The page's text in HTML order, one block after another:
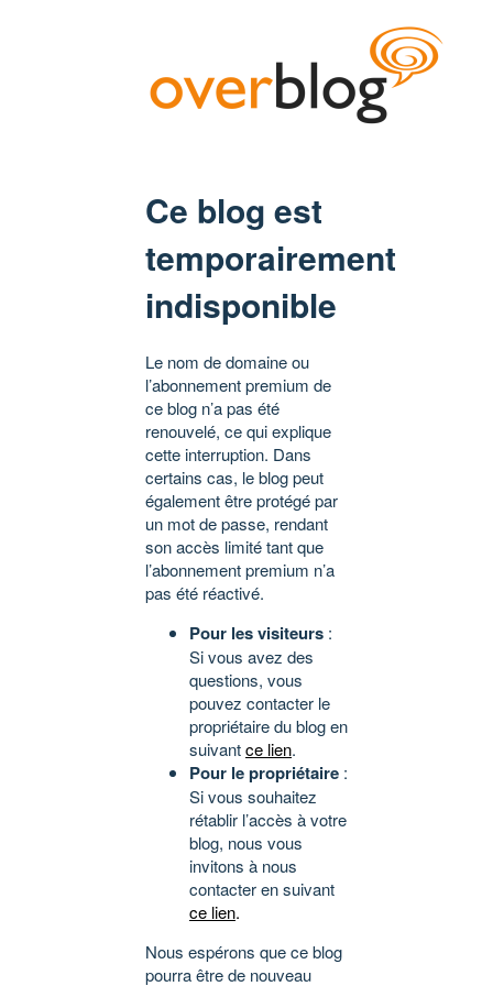
Ce blog est
temporairement
indisponible
Le nom de domaine ou
l’abonnement premium de
ce blog n’a pas été
renouvelé, ce qui explique
cette interruption. Dans
certains cas, le blog peut
également être protégé par
un mot de passe, rendant
son accès limité tant que
l’abonnement premium n’a
pas été réactivé.
Pour les visiteurs :
Si vous avez des
questions, vous
pouvez contacter le
propriétaire du blog en
suivantce lien.
Pour le propriétaire :
Si vous souhaitez
rétablir l’accès à votre
blog, nous vous
invitons à nous
contacter en suivant
ce lien.
Nous espérons que ce blog
pourra être de nouveau